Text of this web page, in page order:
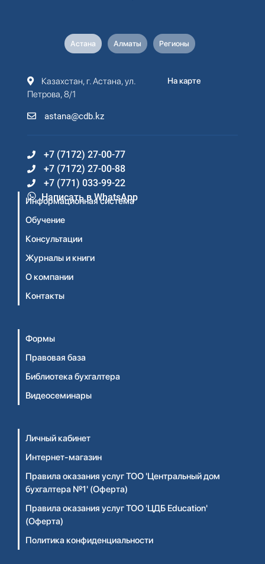
Астана Алматы Регионы
Казахстан, г. Астана, ул.
Петрова, 8/1
astana@cdb.kz
На карте
+7 (7172) 27-00-77
+7 (7172) 27-00-88
+7 (771) 033-99-22
Написать в WhatsApp
Информационная система
Обучение
Консультации
Журналы и книги
О компании
Контакты
Формы
Правовая база
Библиотека бухгалтера
Видеосеминары
Личный кабинет
Интернет-магазин
Правила оказания услуг ТОО 'Центральный дом
бухгалтера №1' (Оферта)
Правила оказания услуг ТОО 'ЦДБ Education'
(Оферта)
Политика конфиденциальности